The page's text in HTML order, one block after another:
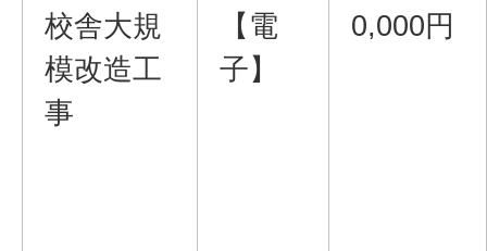
校舎大規
模改造工
事
【電
子】
0,000円